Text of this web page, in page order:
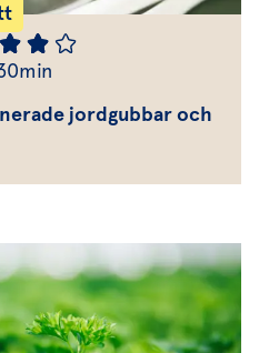
min
jordgubbar och